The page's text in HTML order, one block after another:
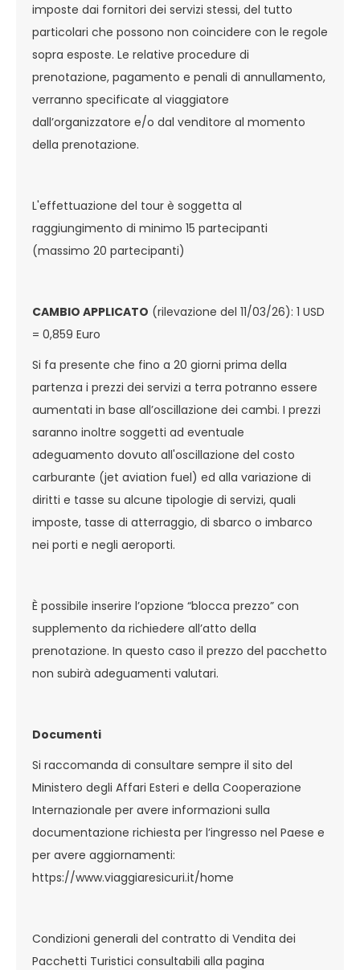
imposte dai fornitori dei servizi stessi, del tutto
particolari che possono non coincidere con le regole
sopra esposte. Le relative procedure di
prenotazione, pagamento e penali di annullamento,
verranno specificate al viaggiatore
dall’organizzatore e/o dal venditore al momento
della prenotazione.
L'effettuazione del tour è soggetta al
raggiungimento di minimo 15 partecipanti
(massimo 20 partecipanti)
CAMBIO APPLICATO (rilevazione del 11/03/26): 1 USD
= 0,859 Euro
Si fa presente che fino a 20 giorni prima della
partenza i prezzi dei servizi a terra potranno essere
aumentati in base all’oscillazione dei cambi. I prezzi
saranno inoltre soggetti ad eventuale
adeguamento dovuto all'oscillazione del costo
carburante (jet aviation fuel) ed alla variazione di
diritti e tasse su alcune tipologie di servizi, quali
imposte, tasse di atterraggio, di sbarco o imbarco
nei porti e negli aeroporti.
È possibile inserire l’opzione “blocca prezzo” con
supplemento da richiedere all’atto della
prenotazione. In questo caso il prezzo del pacchetto
non subirà adeguamenti valutari.
Documenti
Si raccomanda di consultare sempre il sito del
Ministero degli Affari Esteri e della Cooperazione
Internazionale per avere informazioni sulla
documentazione richiesta per l’ingresso nel Paese e
per avere aggiornamenti:
https://www.viaggiaresicuri.it/home
Condizioni generali del contratto di Vendita dei
Pacchetti Turistici consultabili alla pagina